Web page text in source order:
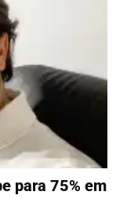
para 75% em